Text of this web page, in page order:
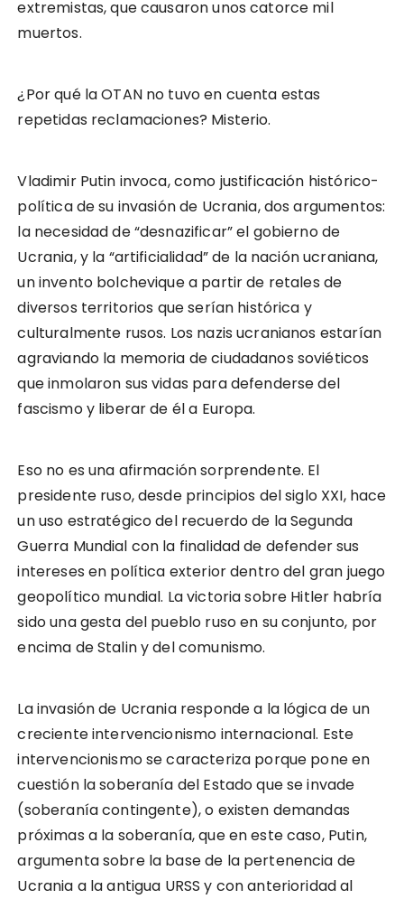
extremistas, que causaron unos catorce mil
muertos.
¿Por qué la OTAN no tuvo en cuenta estas
repetidas reclamaciones? Misterio.
Vladimir Putin invoca, como justificación histórico-
política de su invasión de Ucrania, dos argumentos:
la necesidad de “desnazificar” el gobierno de
Ucrania, y la “artificialidad” de la nación ucraniana,
un invento bolchevique a partir de retales de
diversos territorios que serían histórica y
culturalmente rusos. Los nazis ucranianos estarían
agraviando la memoria de ciudadanos soviéticos
que inmolaron sus vidas para defenderse del
fascismo y liberar de él a Europa.
Eso no es una afirmación sorprendente. El
presidente ruso, desde principios del siglo XXI, hace
un uso estratégico del recuerdo de la Segunda
Guerra Mundial con la finalidad de defender sus
intereses en política exterior dentro del gran juego
geopolítico mundial. La victoria sobre Hitler habría
sido una gesta del pueblo ruso en su conjunto, por
encima de Stalin y del comunismo.
La invasión de Ucrania responde a la lógica de un
creciente intervencionismo internacional. Este
intervencionismo se caracteriza porque pone en
cuestión la soberanía del Estado que se invade
(soberanía contingente), o existen demandas
próximas a la soberanía, que en este caso, Putin,
argumenta sobre la base de la pertenencia de
Ucrania a la antigua URSS y con anterioridad al